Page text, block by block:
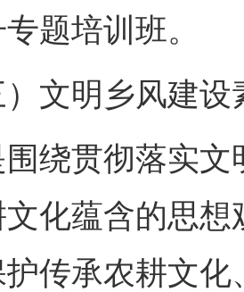
题培训班。
明乡风建设
贯彻落实文
化蕴含的思
传承农耕文